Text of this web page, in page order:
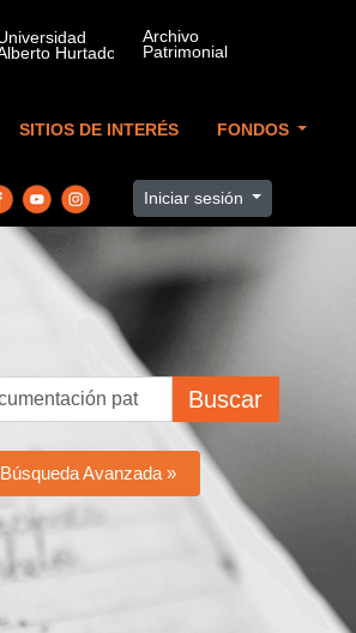
SITIOS DE INTERÉS FONDOS
Iniciar sesión
Buscar
Búsqueda Avanzada »